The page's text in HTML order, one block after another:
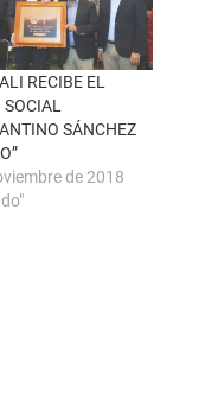
RECIBE EL
SÁNCHEZ
de 2018